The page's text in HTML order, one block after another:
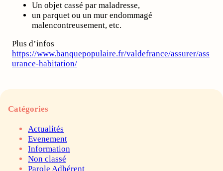
Un objet cassé par maladresse,
un parquet ou un mur endommagé
malencontreusement, etc.
Plus d’infos
https://www.banquepopulaire.fr/valdefrance/assurer/ass
urance-habitation/
Catégories
Actualités
Evenement
Information
Non classé
Parole Adhérent